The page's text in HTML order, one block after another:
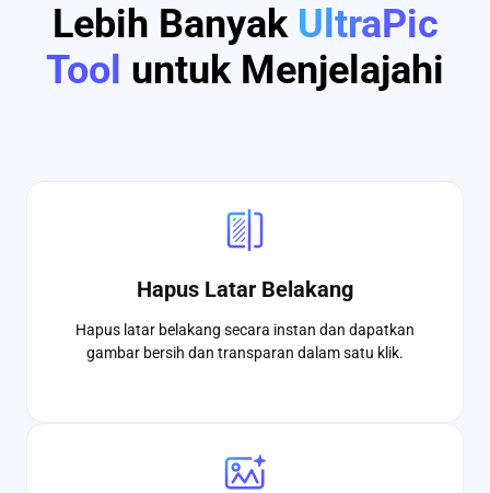
Lebih Banyak UltraPic
Tool untuk Menjelajahi
Hapus Latar Belakang
Hapus latar belakang secara instan dan dapatkan
gambar bersih dan transparan dalam satu klik.